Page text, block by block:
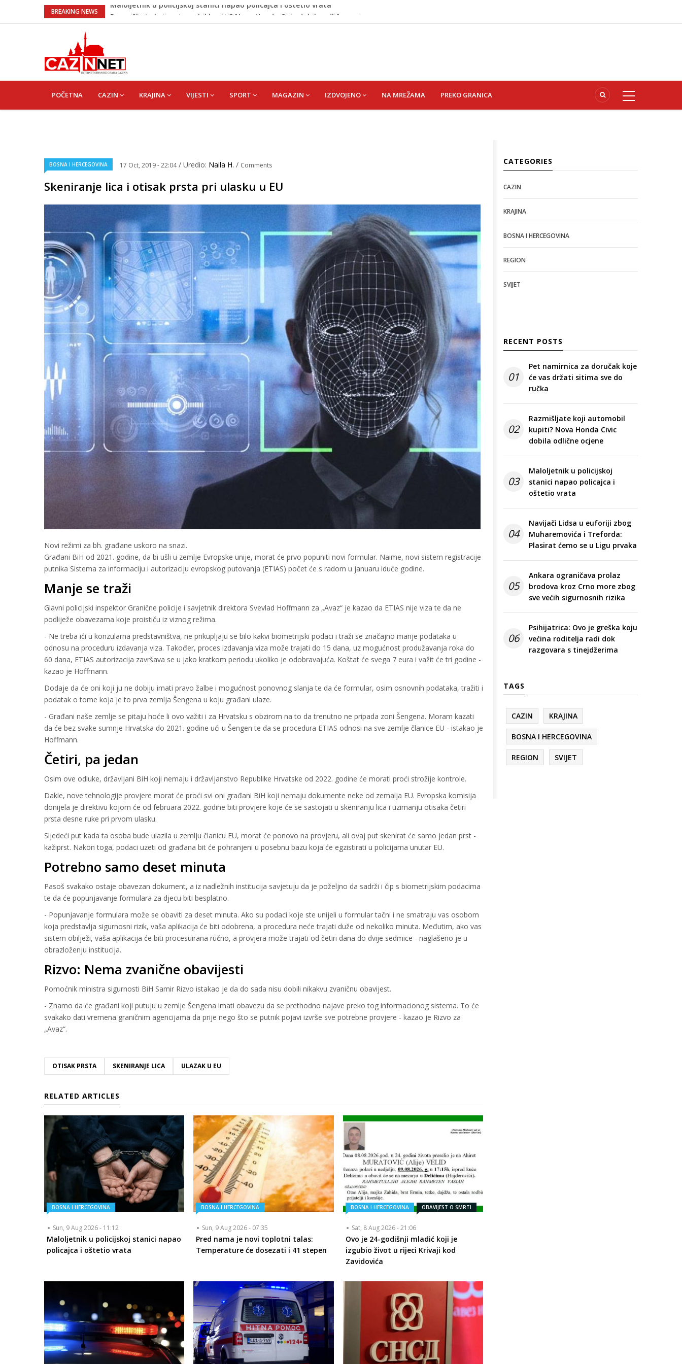
BREAKING NEWS
Razmišljate koji automobil kupiti? Nova Honda Civic dobila odlične ocjene
Pet namirnica za doručak koje će vas držati sitima sve do ručka
Maloljetnik u policijskoj stanici napao policajca i oštetio vrata
NAVIGATION
POČETNA CAZIN KRAJINA VIJESTI SPORT MAGAZIN IZDVOJENO NA MREŽAMA PREKO GRANICA
BOSNA I HERCEGOVINA 17 Oct, 2019 - 22:04 / Uredio: Naila H. / Comments
Skeniranje lica i otisak prsta pri ulasku u EU
Novi režimi za bh. građane uskoro na snazi.
Građani BiH od 2021. godine, da bi ušli u zemlje Evropske unije, morat će prvo popuniti novi formular. Naime, novi sistem registracije
putnika Sistema za informaciju i autorizaciju evropskog putovanja (ETIAS) počet će s radom u januaru iduće godine.
Manje se traži
Glavni policijski inspektor Granične policije i savjetnik direktora Svevlad Hoffmann za „Avaz“ je kazao da ETIAS nije viza te da ne
podliježe obavezama koje proističu iz viznog režima.
- Ne treba ići u konzularna predstavništva, ne prikupljaju se bilo kakvi biometrijski podaci i traži se značajno manje podataka u
odnosu na proceduru izdavanja viza. Također, proces izdavanja viza može trajati do 15 dana, uz mogućnost produžavanja roka do
60 dana, ETIAS autorizacija završava se u jako kratkom periodu ukoliko je odobravajuća. Koštat će svega 7 eura i važit će tri godine -
kazao je Hoffmann.
Dodaje da će oni koji ju ne dobiju imati pravo žalbe i mogućnost ponovnog slanja te da će formular, osim osnovnih podataka, tražiti i
podatak o tome koja je to prva zemlja Šengena u koju građani ulaze.
- Građani naše zemlje se pitaju hoće li ovo važiti i za Hrvatsku s obzirom na to da trenutno ne pripada zoni Šengena. Moram kazati
da će bez svake sumnje Hrvatska do 2021. godine ući u Šengen te da se procedura ETIAS odnosi na sve zemlje članice EU - istakao je
Hoffmann.
Četiri, pa jedan
Osim ove odluke, državljani BiH koji nemaju i državljanstvo Republike Hrvatske od 2022. godine će morati proći strožije kontrole.
Dakle, nove tehnologije provjere morat će proći svi oni građani BiH koji nemaju dokumente neke od zemalja EU. Evropska komisija
donijela je direktivu kojom će od februara 2022. godine biti provjere koje će se sastojati u skeniranju lica i uzimanju otisaka četiri
prsta desne ruke pri prvom ulasku.
Sljedeći put kada ta osoba bude ulazila u zemlju članicu EU, morat će ponovo na provjeru, ali ovaj put skenirat će samo jedan prst -
kažiprst. Nakon toga, podaci uzeti od građana bit će pohranjeni u posebnu bazu koja će egzistirati u policijama unutar EU.
Potrebno samo deset minuta
Pasoš svakako ostaje obavezan dokument, a iz nadležnih institucija savjetuju da je poželjno da sadrži i čip s biometrijskim podacima
te da će popunjavanje formulara za djecu biti besplatno.
- Popunjavanje formulara može se obaviti za deset minuta. Ako su podaci koje ste unijeli u formular tačni i ne smatraju vas osobom
koja predstavlja sigurnosni rizik, vaša aplikacija će biti odobrena, a procedura neće trajati duže od nekoliko minuta. Međutim, ako vas
sistem obilježi, vaša aplikacija će biti procesuirana ručno, a provjera može trajati od četiri dana do dvije sedmice - naglašeno je u
obrazloženju institucija.
Rizvo: Nema zvanične obavijesti
Pomoćnik ministra sigurnosti BiH Samir Rizvo istakao je da do sada nisu dobili nikakvu zvaničnu obavijest.
- Znamo da će građani koji putuju u zemlje Šengena imati obavezu da se prethodno najave preko tog informacionog sistema. To će
svakako dati vremena graničnim agencijama da prije nego što se putnik pojavi izvrše sve potrebne provjere - kazao je Rizvo za
„Avaz“.
OTISAK PRSTA SKENIRANJE LICA ULAZAK U EU
RELATED ARTICLES
BOSNA I HERCEGOVINA
Sun, 9 Aug 2026 - 11:12
Maloljetnik u policijskoj stanici napao
policajca i oštetio vrata
BOSNA I HERCEGOVINA
Sun, 9 Aug 2026 - 07:35
Pred nama je novi toplotni talas:
Temperature će dosezati i 41 stepen
BOSNA I HERCEGOVINA OBAVIJEST O SMRTI
Sat, 8 Aug 2026 - 21:06
Ovo je 24-godišnji mladić koji je
izgubio život u rijeci Krivaji kod
Zavidovića
CATEGORIES
CAZIN
KRAJINA
BOSNA I HERCEGOVINA
REGION
SVIJET
RECENT POSTS
01
Pet namirnica za doručak koje
će vas držati sitima sve do
ručka
02
Razmišljate koji automobil
kupiti? Nova Honda Civic
dobila odlične ocjene
03
Maloljetnik u policijskoj
stanici napao policajca i
oštetio vrata
04
Navijači Lidsa u euforiji zbog
Muharemovića i Treforda:
Plasirat ćemo se u Ligu prvaka
05
Ankara ograničava prolaz
brodova kroz Crno more zbog
sve većih sigurnosnih rizika
06
Psihijatrica: Ovo je greška koju
većina roditelja radi dok
razgovara s tinejdžerima
TAGS
CAZIN KRAJINA
BOSNA I HERCEGOVINA
REGION SVIJET